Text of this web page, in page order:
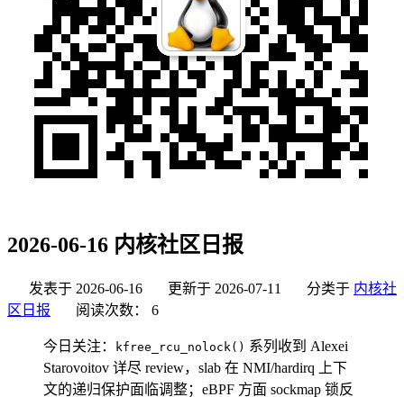
2026-06-16 内核社区日报
发表于 2026-06-16 更新于 2026-07-11 分类于 内核社
区日报
阅读次数： 6
今日关注： kfree_rcu_nolock() 系列收到 Alexei
Starovoitov 详尽 review，slab 在 NMI/hardirq 上下
文的递归保护面临调整；eBPF 方面 sockmap 锁反